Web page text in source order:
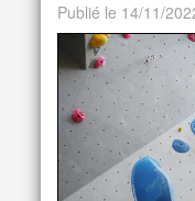
Publié le 14/11/